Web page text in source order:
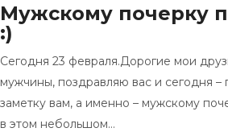
Мужскому почерку
:)
Сегодня 23 февраля.Дорогие мои
мужчины, поздравляю вас и сегодня
заметку вам, а именно – мужскому
в этом небольшом…